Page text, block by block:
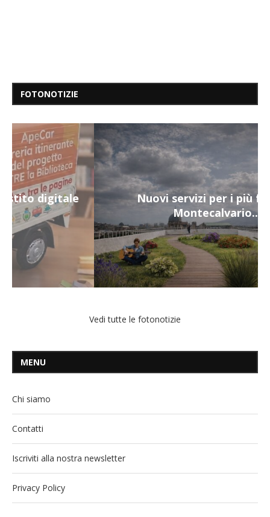
FOTONOTIZIE
Nuovi servizi per i più fragili a
Montecalvario...
Vedi tutte le fotonotizie
MENU
Chi siamo
Contatti
Iscriviti alla nostra newsletter
Privacy Policy